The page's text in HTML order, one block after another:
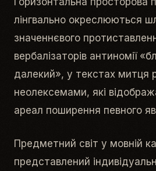
лінгвально окреслюються
значеннєвого
вербалізаторів антиномії
далекий», у текстах митця
неолексемами, які
ареал поширення певного
Предметний світ у мовній
представлений